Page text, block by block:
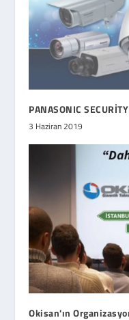
PANASONIC
3 Haziran 2019
Okisan'ın